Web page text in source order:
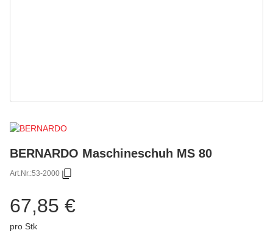
BERNARDO Maschineschuh MS 80
Art.Nr.:53-2000
67,85 €
pro Stk